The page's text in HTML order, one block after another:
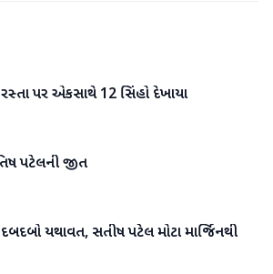
પર એકસાથે 12 સિંહો દેખાયા
પટેલની જીત
યથાવત, સતીષ પટેલ મોટા માર્જિનથી